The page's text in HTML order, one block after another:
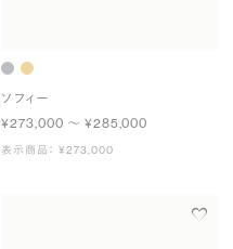
ソフィー
¥273,000 〜 ¥285,000
表示商品： ¥273,000